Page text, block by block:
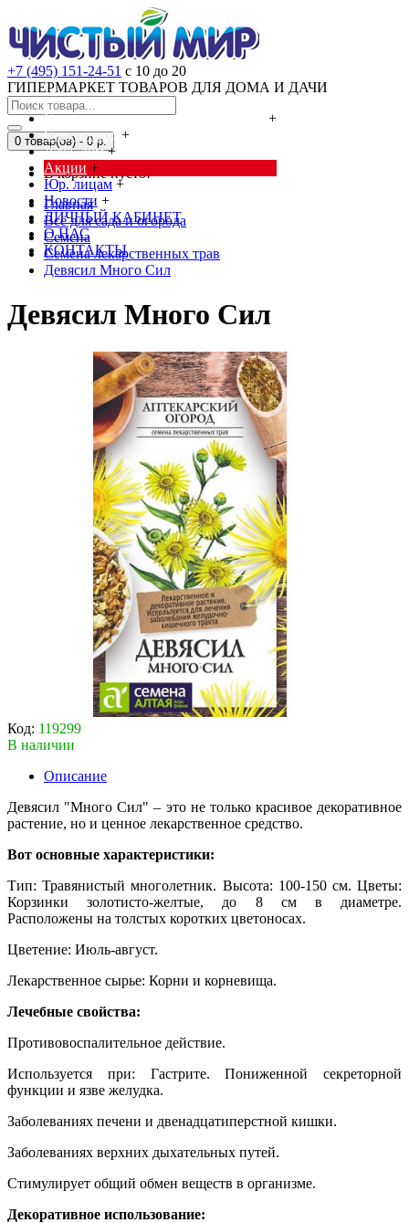
+7 (495) 151-24-51 с 10 до 20
ГИПЕРМАРКЕТ ТОВАРОВ ДЛЯ ДОМА И ДАЧИ
Cредства от насекомых и грызунов
+
Сад, огород +
Дача, дом +
Акции +
Юр. лицам +
Новости +
ЛИЧНЫЙ КАБИНЕТ
О НАС
КОНТАКТЫ
0 товар(ов) - 0 р.
В корзине пусто!
Главная
Всё для сада и огорода
Семена
Семена лекарственных трав
Девясил Много Сил
Девясил Много Сил
Код: 119299
В наличии
Описание
Девясил "Много Сил" – это не только красивое декоративное
растение, но и ценное лекарственное средство.
Вот основные характеристики:
Тип: Травянистый многолетник. Высота: 100-150 см. Цветы:
Корзинки золотисто-желтые, до 8 см в диаметре.
Расположены на толстых коротких цветоносах.
Цветение: Июль-август.
Лекарственное сырье: Корни и корневища.
Лечебные свойства:
Противовоспалительное действие.
Используется при: Гастрите. Пониженной секреторной
функции и язве желудка.
Заболеваниях печени и двенадцатиперстной кишки.
Заболеваниях верхних дыхательных путей.
Стимулирует общий обмен веществ в организме.
Декоративное использование: